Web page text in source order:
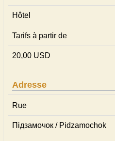
Hôtel
Tarifs à partir de
20,00 USD
Adresse
Rue
Підзамочок / Pidzamochok